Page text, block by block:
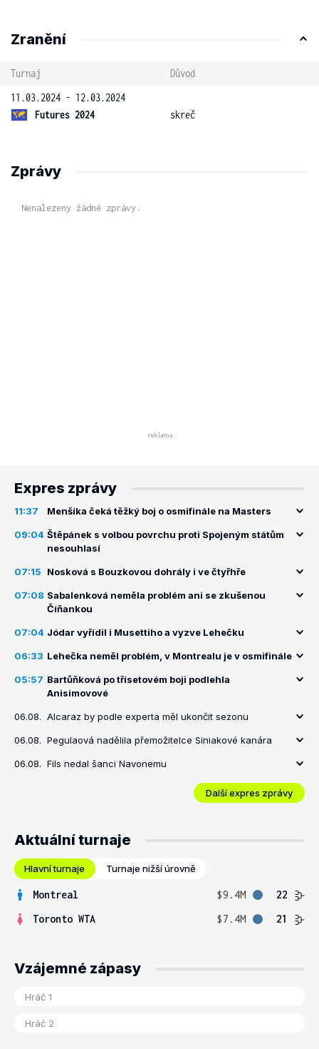
Zranění
Turnaj
Důvod
11.03.2024 - 12.03.2024
Futures 2024
skreč
Zprávy
Nenalezeny žádné zprávy.
Expres zprávy
11:37 Menšíka čeká těžký boj o osmifinále na Masters
09:04 Štěpánek s volbou povrchu proti Spojeným státům
nesouhlasí
07:15 Nosková s Bouzkovou dohrály i ve čtyřhře
07:08 Sabalenková neměla problém ani se zkušenou
Číňankou
07:04 Jódar vyřídil i Musettiho a vyzve Lehečku
06:33 Lehečka neměl problém, v Montrealu je v osmifinále
05:57 Bartůňková po třísetovém boji podlehla
Anisimovové
06.08. Alcaraz by podle experta měl ukončit sezonu
06.08. Pegulaová nadělila přemožitelce Siniakové kanára
06.08. Fils nedal šanci Navonemu
Další expres zprávy
Aktuální turnaje
Hlavní turnaje Turnaje nižší úrovně
Montreal $9.4M
22
Toronto WTA
$7.4M 21
Vzájemné zápasy